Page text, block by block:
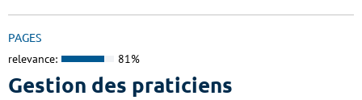
PAGES
relevance: 81%
Gestion des praticiens